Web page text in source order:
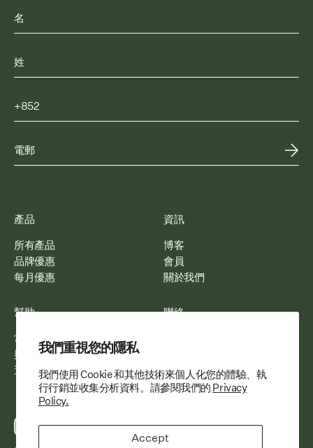
我們重視您的隱私
我們使用 Cookie 和其他技術來個人化您的體驗、執
行行銷並收集分析資料。請參閱我們的 Privacy
Policy.
Accept
產品
所有產品
品牌優惠
每月優惠
資訊
博客
會員
關於我們
幫助
常見問題
與我們合作
運送與配送
聯絡